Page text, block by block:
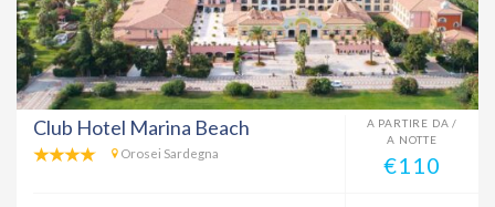
Club Hotel Marina Beach
Orosei Sardegna
A PARTIRE DA /
A NOTTE
€110